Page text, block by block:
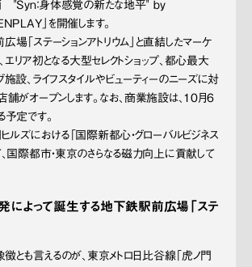
"Syn：身体感覚の新たな地平" by
」を開催します。
「ステーションアトリウム」と直結したマーケ
、エリア初となる大型セレクトショップ、都心最大
設、ライフスタイルやビューティーのニーズに対
がオープンします。なお、商業施設は、10月6
予定です。
ルズにおける「国際新都心・グローバルビジネス
、国際都市・東京のさらなる磁力向上に貢献して
によって誕生する地下鉄駅前広場「ステ
徴とも言えるのが、東京メトロ日比谷線「虎ノ門